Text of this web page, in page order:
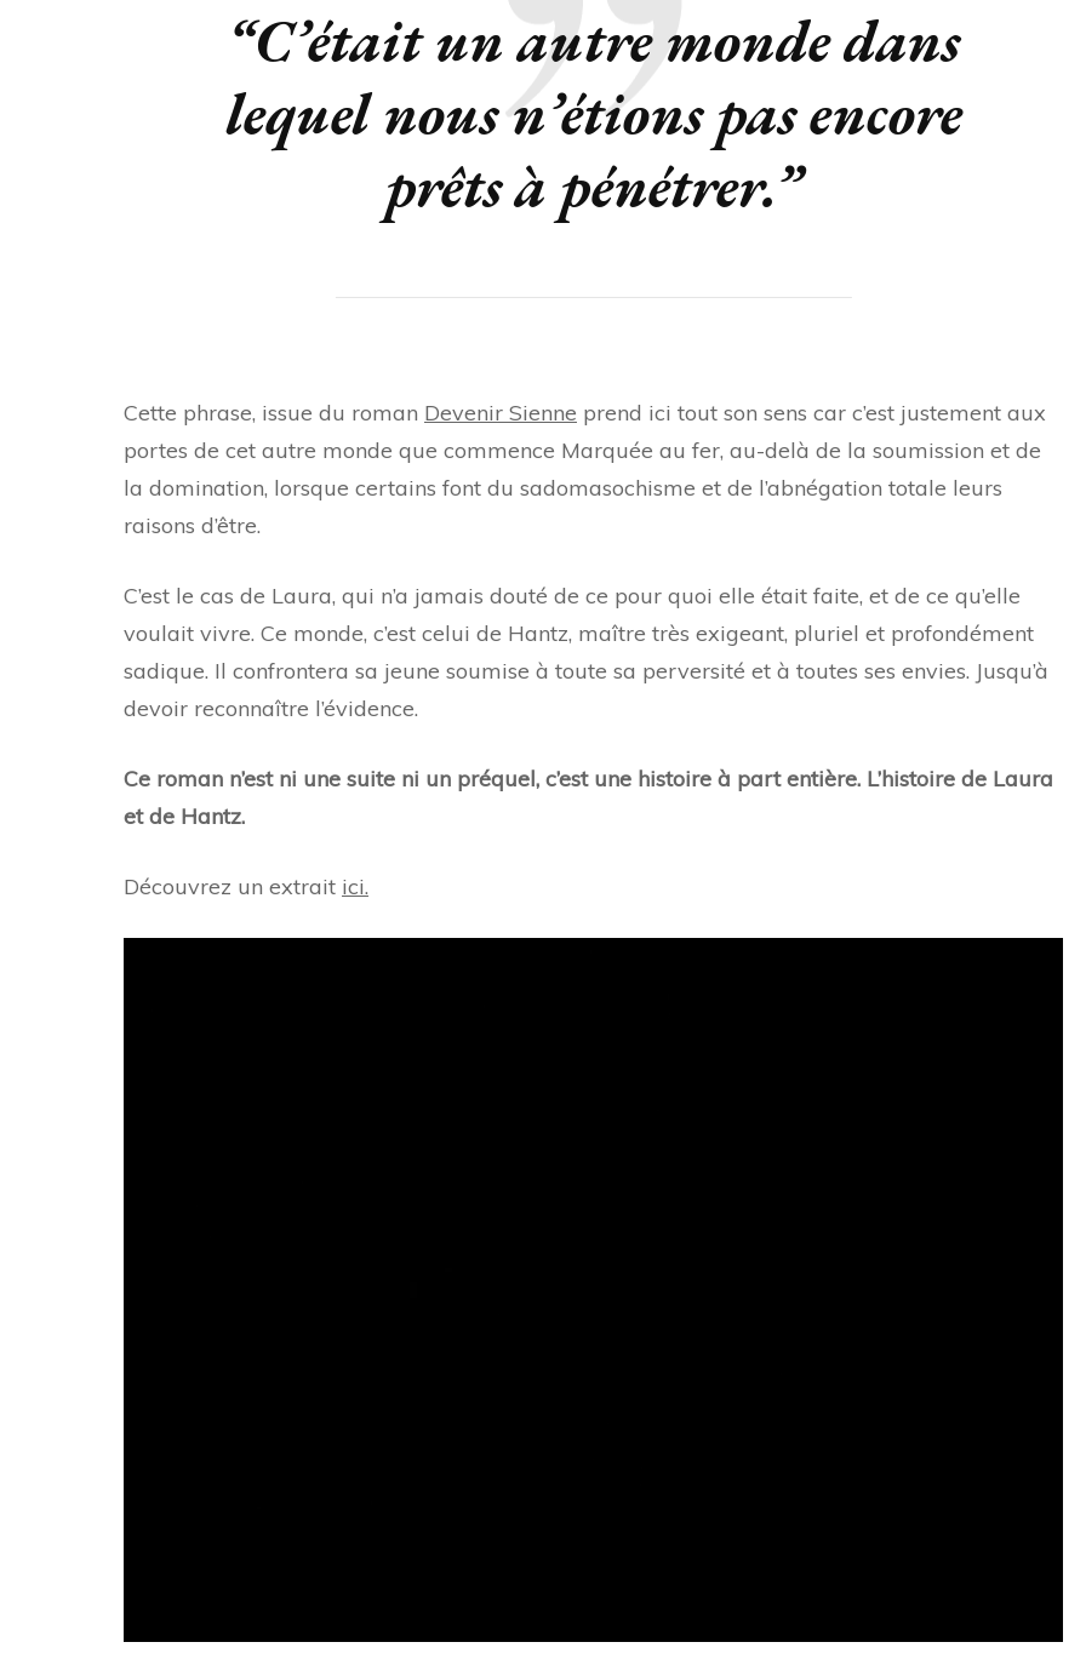
“C’était un autre monde dans
lequel nous n’étions pas encore
prêts à pénétrer.”
Cette phrase, issue du roman Devenir Sienne prend ici tout son sens car c’est justement aux
portes de cet autre monde que commence Marquée au fer, au-delà de la soumission et de
la domination, lorsque certains font du sadomasochisme et de l’abnégation totale leurs
raisons d’être.
C’est le cas de Laura, qui n’a jamais douté de ce pour quoi elle était faite, et de ce qu’elle
voulait vivre. Ce monde, c’est celui de Hantz, maître très exigeant, pluriel et profondément
sadique. Il confrontera sa jeune soumise à toute sa perversité et à toutes ses envies. Jusqu’à
devoir reconnaître l’évidence.
Ce roman n’est ni une suite ni un préquel, c’est une histoire à part entière. L’histoire de Laura
et de Hantz.
Découvrez un extrait ici.